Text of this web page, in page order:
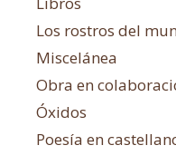
Los rostros del
Miscelánea
Obra en
Óxidos
Poesía en